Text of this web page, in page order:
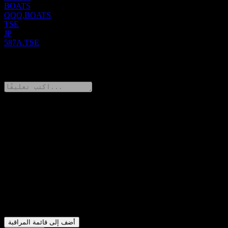
BOATS
QQQ.BOATS
TSE
JP
587A.TSE
أضف إلى قائمة المراقبة